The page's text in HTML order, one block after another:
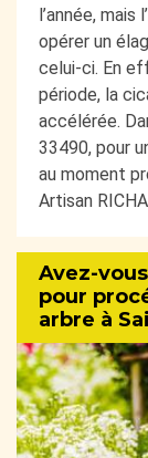
l’année,
opérer un
celui-ci. En
période, la
accélérée.
33490, pour
au moment
Artisan
Avez-
pour
arbre à